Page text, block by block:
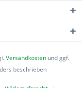
Versandkosten und ggf.
beschrieben